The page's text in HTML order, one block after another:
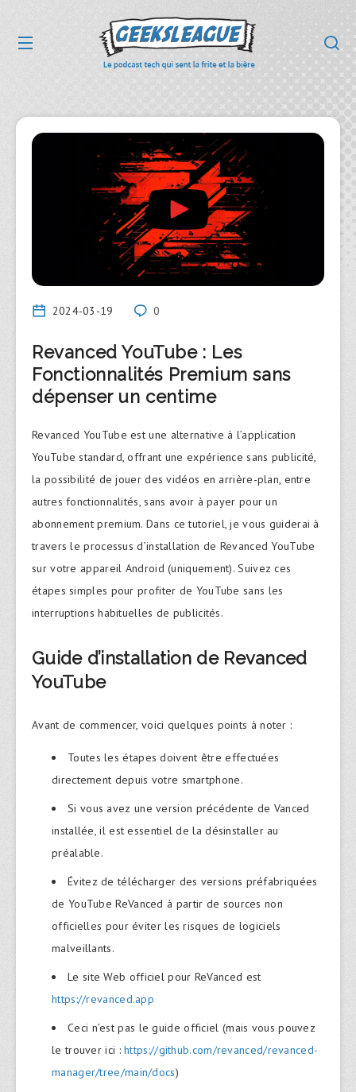
2024-03-19 0
Revanced YouTube : Les
Fonctionnalités Premium sans
dépenser un centime
Revanced YouTube est une alternative à l’application
YouTube standard, offrant une expérience sans publicité,
la possibilité de jouer des vidéos en arrière-plan, entre
autres fonctionnalités, sans avoir à payer pour un
abonnement premium. Dans ce tutoriel, je vous guiderai à
travers le processus d’installation de Revanced YouTube
sur votre appareil Android (uniquement). Suivez ces
étapes simples pour profiter de YouTube sans les
interruptions habituelles de publicités.
Guide d’installation de Revanced
YouTube
Avant de commencer, voici quelques points à noter :
Toutes les étapes doivent être effectuées
directement depuis votre smartphone.
Si vous avez une version précédente de Vanced
installée, il est essentiel de la désinstaller au
préalable.
Évitez de télécharger des versions préfabriquées
de YouTube ReVanced à partir de sources non
officielles pour éviter les risques de logiciels
malveillants.
Le site Web officiel pour ReVanced est
https://revanced.app
Ceci n’est pas le guide officiel (mais vous pouvez
le trouver ici :https://github.com/revanced/revanced-
manager/tree/main/docs)